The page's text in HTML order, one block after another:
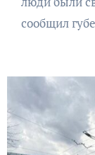
сообщил